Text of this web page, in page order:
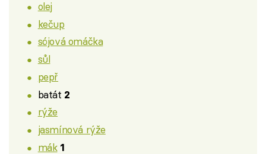
olej
kečup
sójová omáčka
sůl
pepř
batát 2
rýže
jasmínová rýže
mák 1